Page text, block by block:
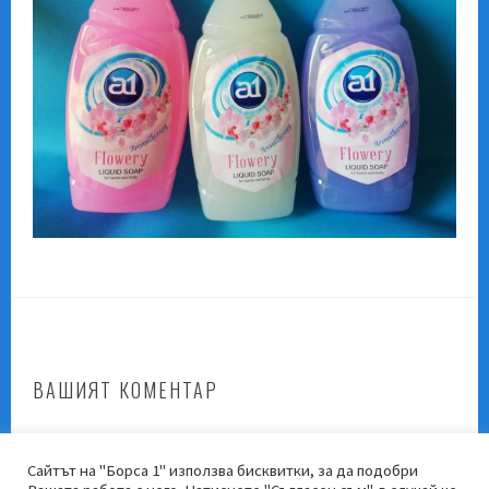
ВАШИЯТ КОМЕНТАР
Сайтът на "Борса 1" използва бисквитки, за да подобри